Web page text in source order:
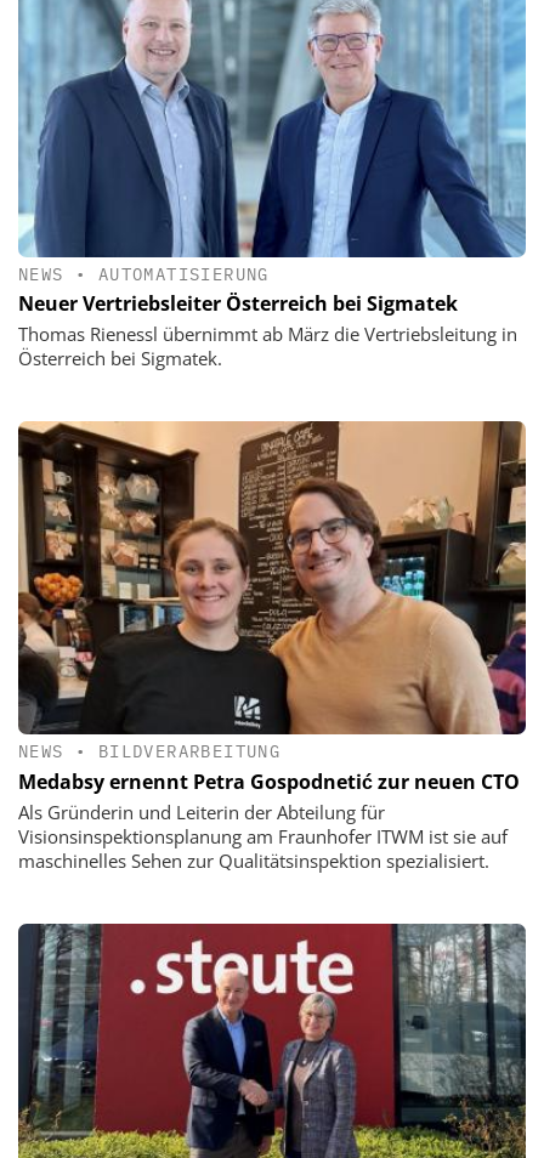
NEWS • AUTOMATISIERUNG
Neuer Vertriebsleiter Österreich bei Sigmatek
Thomas Rienessl übernimmt ab März die Vertriebsleitung in
Österreich bei Sigmatek.
NEWS • BILDVERARBEITUNG
Medabsy ernennt Petra Gospodnetić zur neuen CTO
Als Gründerin und Leiterin der Abteilung für
Visionsinspektionsplanung am Fraunhofer ITWM ist sie auf
maschinelles Sehen zur Qualitätsinspektion spezialisiert.